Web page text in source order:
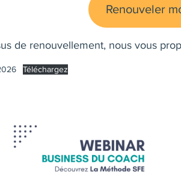
Renouveler
de renouvellement, nous vous
Téléchargez